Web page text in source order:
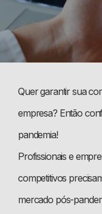
Quer garantir sua
empresa? Então
pandemia!
Profissionais e
competitivos
mercado pós-